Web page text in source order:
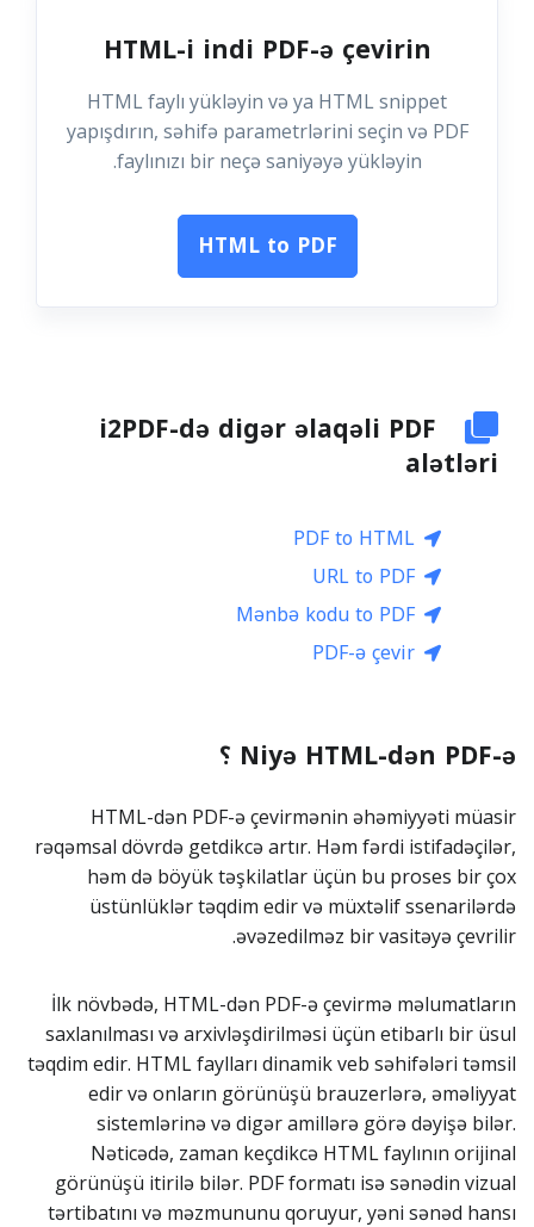
HTML-i indi PDF-ə çevirin
HTML faylı yükləyin və ya HTML snippet
yapışdırın, səhifə parametrlərini seçin və PDF
faylınızı bir neçə saniyəyə yükləyin.
HTML to PDF
i2PDF-də digər əlaqəli PDF
alətləri
PDF to HTML
URL to PDF
Mənbə kodu to PDF
PDF-ə çevir
Niyə HTML-dən PDF-ə ؟
HTML-dən PDF-ə çevirmənin əhəmiyyəti müasir
rəqəmsal dövrdə getdikcə artır. Həm fərdi istifadəçilər,
həm də böyük təşkilatlar üçün bu proses bir çox
üstünlüklər təqdim edir və müxtəlif ssenarilərdə
əvəzedilməz bir vasitəyə çevrilir.
İlk növbədə, HTML-dən PDF-ə çevirmə məlumatların
saxlanılması və arxivləşdirilməsi üçün etibarlı bir üsul
təqdim edir. HTML faylları dinamik veb səhifələri təmsil
edir və onların görünüşü brauzerlərə, əməliyyat
sistemlərinə və digər amillərə görə dəyişə bilər.
Nəticədə, zaman keçdikcə HTML faylının orijinal
görünüşü itirilə bilər. PDF formatı isə sənədin vizual
tərtibatını və məzmununu qoruyur, yəni sənəd hansı